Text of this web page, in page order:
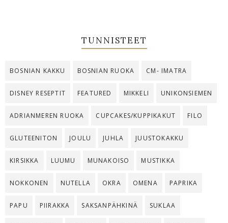
TUNNISTEET
BOSNIAN KAKKU BOSNIAN RUOKA CM- IMATRA
DISNEY RESEPTIT FEATURED MIKKELI UNIKONSIEMEN
ADRIANMEREN RUOKA CUPCAKES/KUPPIKAKUT FILO
GLUTEENITON JOULU JUHLA JUUSTOKAKKU
KIRSIKKA LUUMU MUNAKOISO MUSTIKKA
NOKKONEN NUTELLA OKRA OMENA PAPRIKA
PAPU PIIRAKKA SAKSANPÄHKINÄ SUKLAA